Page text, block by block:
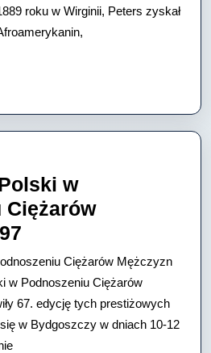
roku w Wirginii, Peters zyskał
w
Ciężarów
Polski
w
Podnoszeniu
Ciężarów
Ciężarów Mężczyzn
w Podnoszeniu Ciężarów
67. edycję tych prestiżowych
w Bydgoszczy w dniach 10-12